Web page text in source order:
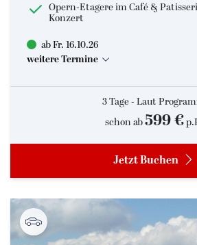
Opern-Etagere im Café &
Konzert
ab Fr. 16.10.26
weitere Termine
3 Tage - Laut
schon ab 599 €
Jetzt Buchen